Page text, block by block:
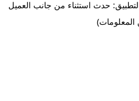
حدث استثناء من جانب العميل
المعلومات)